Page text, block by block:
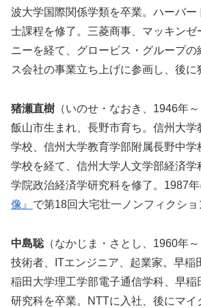
波大学国際関係学類を卒業。ハーバー
士課程を修了。三菱商事、マッキンゼ
ニーを経て、グロービス・グループ
ス会社の事業立ち上げに参画し、後に
猪瀬直樹 （いのせ・なおき、1946年
飯山市生まれ、長野市育ち。信州大学
学校、信州大学教育学部附属長野中学
学校を経て、信州大学人文学部経済学
学院政治経済学研究科を修了。1987年
像』 で第18回大宅壮一ノンフィクショ
中島聡（なかじま・さとし、1960年
技術者、ITエンジニア、起業家。早稲
稲田大学理工学部電子通信学科、早稲
研究科を卒業。NTTに入社、後にマイ